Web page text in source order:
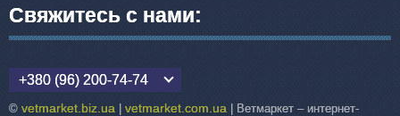
Свяжитесь с нами:
+380 (96) 200-74-74
© vetmarket.biz.ua | vetmarket.com.ua | Ветмаркет – интернет-